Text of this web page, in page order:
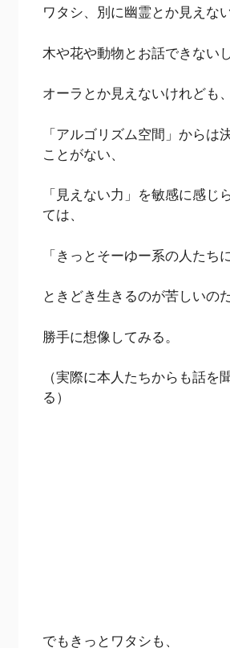
ワタシ、別に幽霊とか見えない
木や花や動物とお話できないし
オーラとか見えないけれども、
「アルゴリズム空間」からは
ことがない、
「見えない力」を敏感に感じ
ては、
「きっとそーゆー系の人たち
ときどき生きるのが苦しいの
勝手に想像してみる。
（実際に本人たちからも話を
る）
でもきっとワタシも、